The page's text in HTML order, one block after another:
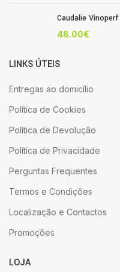
Caudalie
48.00€
LINKS ÚTEIS
Entregas ao domicílio
Política de Cookies
Política de Devolução
Política de Privacidade
Perguntas Frequentes
Termos e Condições
Localização e Contactos
Promoções
LOJA